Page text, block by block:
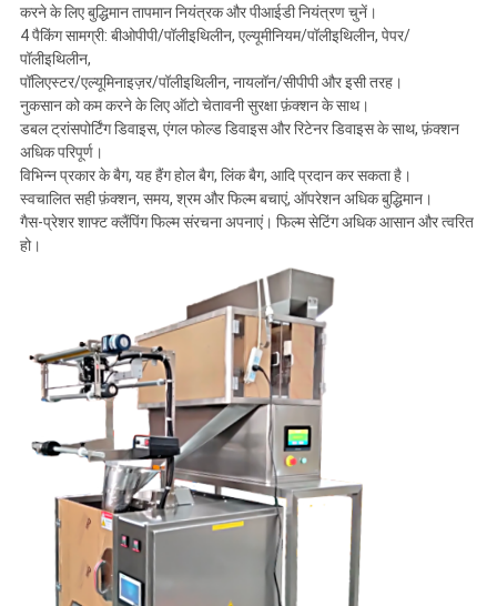
करने के लिए बुद्धिमान तापमान नियंत्रक और पीआईडी ​​नियंत्रण चुनें।
4 पैकिंग सामग्री: बीओपीपी/पॉलीइथिलीन, एल्यूमीनियम/पॉलीइथिलीन, पेपर/
पॉलीइथिलीन,
पॉलिएस्टर/एल्यूमिनाइज़र/पॉलीइथिलीन, नायलॉन/सीपीपी और इसी तरह।
नुकसान को कम करने के लिए ऑटो चेतावनी सुरक्षा फ़ंक्शन के साथ।
डबल ट्रांसपोर्टिंग डिवाइस, एंगल फोल्ड डिवाइस और रिटेनर डिवाइस के साथ, फ़ंक्शन
अधिक परिपूर्ण।
विभिन्न प्रकार के बैग, यह हैंग होल बैग, लिंक बैग, आदि प्रदान कर सकता है।
स्वचालित सही फ़ंक्शन, समय, श्रम और फिल्म बचाएं, ऑपरेशन अधिक बुद्धिमान।
गैस-प्रेशर शाफ्ट क्लैंपिंग फिल्म संरचना अपनाएं। फिल्म सेटिंग अधिक आसान और त्वरित
हो।